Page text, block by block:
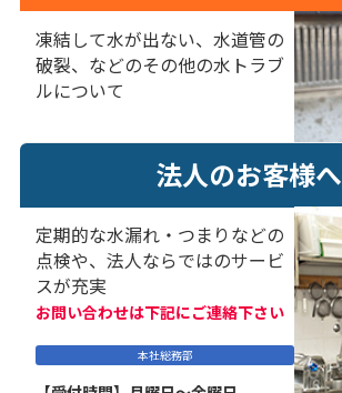
凍結して水が出ない、水道管の
破裂、などのその他の水トラブ
ルについて
法人のお客様へ
定期的な水漏れ・つまりなどの
点検や、法人ならではのサービ
スが充実
お問い合わせは下記にご連絡下さい
本社総務部